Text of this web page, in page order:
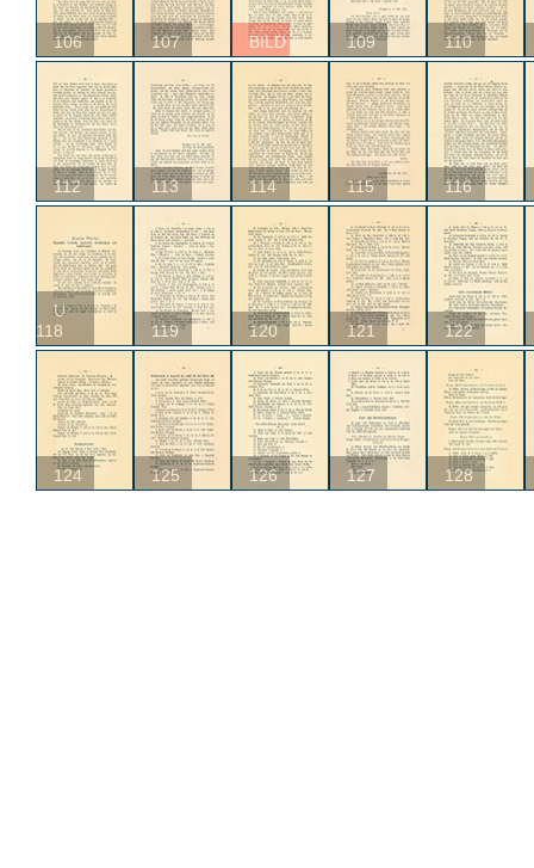
106 107 BILD 109 110
112 113 114 115 116
U
118
119 120 121 122
124 125 126 127 128